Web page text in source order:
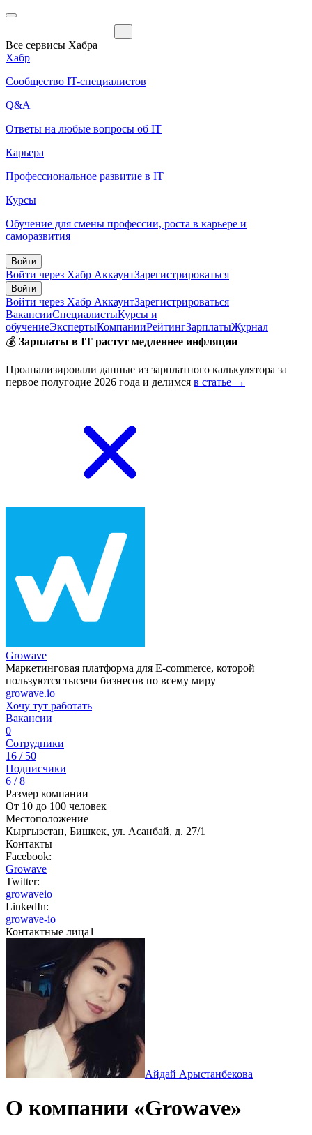
Все сервисы Хабра
Хабр
Сообщество IT-специалистов
Q&A
Ответы на любые вопросы об IT
Карьера
Профессиональное развитие в IT
Курсы
Обучение для смены профессии, роста в карьере и
саморазвития
Войти
Войти через Хабр АккаунтЗарегистрироваться
Войти
Войти через Хабр АккаунтЗарегистрироваться
ВакансииСпециалистыКурсы и
обучениеЭкспертыКомпанииРейтингЗарплатыЖурнал
💰 Зарплаты в IT растут медленнее инфляции
Проанализировали данные из зарплатного калькулятора за
первое полугодие 2026 года и делимся в статье →
Growave
Маркетинговая платформа для E-commerce, которой
пользуются тысячи бизнесов по всему миру
growave.io
Хочу тут работать
Вакансии
0
Сотрудники
16 / 50
Подписчики
6 / 8
Размер компании
От 10 до 100 человек
Местоположение
Кыргызстан, Бишкек, ул. Асанбай, д. 27/1
Контакты
Facebook:
Growave
Twitter:
growaveio
LinkedIn:
growave-io
Контактные лица1
Айдай Арыстанбекова
О компании «Growave»